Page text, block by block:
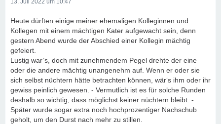
13. Juli 2022 um 10:47
Heute dürften einige meiner ehemaligen Kolleginnen und
Kollegen mit einem mächtigen Kater aufgewacht sein, denn
gestern Abend wurde der Abschied einer Kollegin mächtig
gefeiert.
Lustig war’s, doch mit zunehmendem Pegel drehte der eine
oder die andere mächtig unangenehm auf. Wenn er oder sie
sich selbst nüchtern hätte betrachten können, wär‘s ihm oder ihr
gewiss peinlich gewesen. - Vermutlich ist es für solche Runden
deshalb so wichtig, dass möglichst keiner nüchtern bleibt. -
Später wurde sogar extra noch hochprozentiger Nachschub
geholt, um den Durst nach mehr zu stillen.